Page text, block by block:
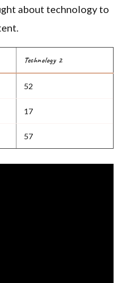
about technology to
Technology 2
52
17
57